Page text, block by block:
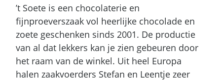
’t Soete is een chocolaterie en
fijnproeverszaak vol heerlijke chocolade en
zoete geschenken sinds 2001. De productie
van al dat lekkers kan je zien gebeuren door
het raam van de winkel. Uit heel Europa
halen zaakvoerders Stefan en Leentje zeer